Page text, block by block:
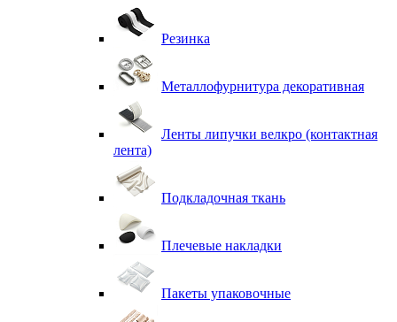
Резинка
Металлофурнитура декоративная
Ленты липучки велкро (контактная
лента)
Подкладочная ткань
Плечевые накладки
Пакеты упаковочные